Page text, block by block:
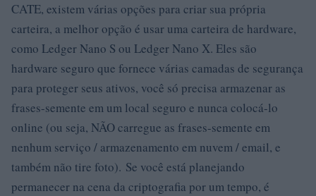
CATE, existem várias opções para criar sua própria
carteira, a melhor opção é usar uma carteira de hardware,
como Ledger Nano S ou Ledger Nano X. Eles são
hardware seguro que fornece várias camadas de segurança
para proteger seus ativos, você só precisa armazenar as
frases-semente em um local seguro e nunca colocá-lo
online (ou seja, NÃO carregue as frases-semente em
nenhum serviço / armazenamento em nuvem / email, e
também não tire foto). Se você está planejando
permanecer na cena da criptografia por um tempo, é